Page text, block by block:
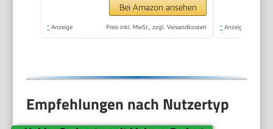
Lautsprecher
Recorder für
Bei Amazon ansehen
* Anzeige Preis inkl. MwSt., zzgl. Versandkosten * Anzeige
Empfehlungen nach Nutzertyp